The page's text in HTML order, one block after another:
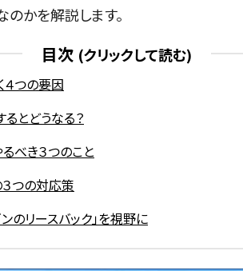
のかを解説します。
目次
つの要因
とどうなる？
べき３つのこと
つの対応策
のリースバック」を視野に